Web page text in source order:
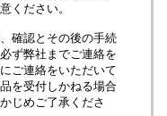
ください。
確認とその後の手続
ず弊社までご連絡を
ご連絡をいただいて
を受付しかねる場合
じめご了承くださ